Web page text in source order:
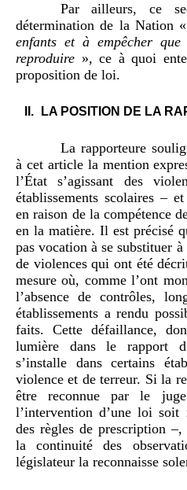
Par ailleurs, ce
détermination de la Nation «
enfants et à empêcher
reproduire », ce à quoi
proposition de loi.
II. LA POSITION DE LA
La rapporteure
à cet article la mention
l’État s’agissant des
établissements scolaires –
en raison de la compétence
en la matière. Il est précisé
pas vocation à se substituer
de violences qui ont été
mesure où, comme l’ont
l’absence de contrôles,
établissements a rendu
faits. Cette défaillance,
lumière dans le rapport
s’installe dans certains
violence et de terreur. Si la
être reconnue par le
l’intervention d’une loi soit
des règles de prescription
la continuité des
législateur la reconnaisse